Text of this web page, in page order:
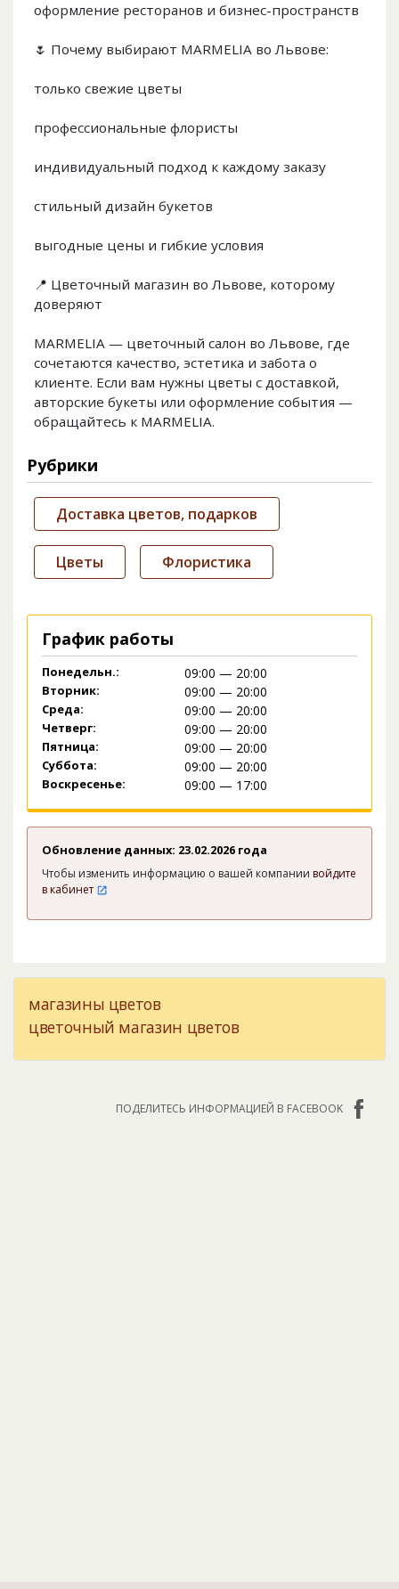
оформление ресторанов и бизнес-пространств
🌷 Почему выбирают MARMELIA во Львове:
только свежие цветы
профессиональные флористы
индивидуальный подход к каждому заказу
стильный дизайн букетов
выгодные цены и гибкие условия
📍 Цветочный магазин во Львове, которому
доверяют
MARMELIA — цветочный салон во Львове, где
сочетаются качество, эстетика и забота о
клиенте. Если вам нужны цветы с доставкой,
авторские букеты или оформление события —
обращайтесь к MARMELIA.
Рубрики
Доставка цветов, подарков
Цветы Флористика
График работы
Понедельн.: 09:00 — 20:00
Вторник: 09:00 — 20:00
Среда: 09:00 — 20:00
Четверг: 09:00 — 20:00
Пятница: 09:00 — 20:00
Суббота: 09:00 — 20:00
Воскресенье: 09:00 — 17:00
Обновление данных: 23.02.2026 года
Чтобы изменить информацию о вашей компании войдите
в кабинет
магазины цветов
цветочный магазин цветов
ПОДЕЛИТЕСЬ ИНФОРМАЦИЕЙ В FACEBOOK